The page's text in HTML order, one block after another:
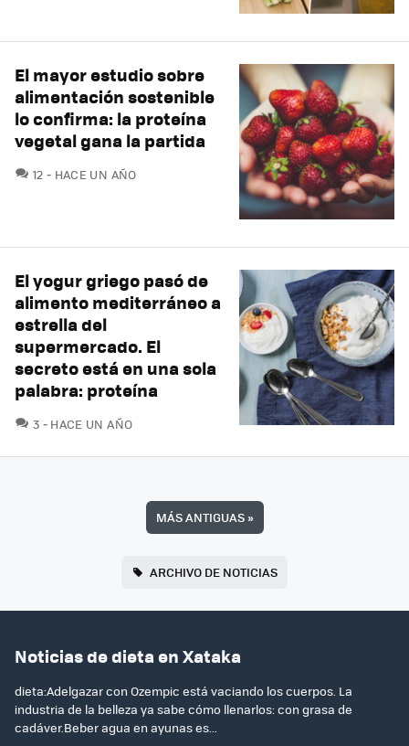
El mayor estudio sobre
alimentación sostenible
lo confirma: la proteína
vegetal gana la partida
12 COMENTARIOS
HACE UN AÑO
El yogur griego pasó de
alimento mediterráneo a
estrella del
supermercado. El
secreto está en una sola
palabra: proteína
3 COMENTARIOS
HACE UN AÑO
MÁS ANTIGUAS»
ARCHIVO DE NOTICIAS
Noticias de dieta en Xataka
dieta:Adelgazar con Ozempic está vaciando los cuerpos. La
industria de la belleza ya sabe cómo llenarlos: con grasa de
cadáver.Beber agua en ayunas es...